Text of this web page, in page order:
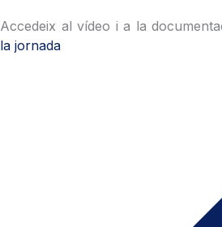
Accedeix al vídeo i a la
la jornada